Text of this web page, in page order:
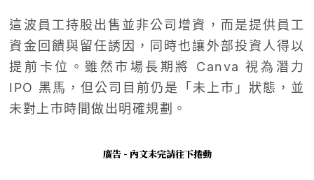
這波員工持股出售並非公司增資，而是提供員工
資金回饋與留任誘因，同時也讓外部投資人得以
提前卡位。雖然市場長期將 Canva 視為潛力
IPO 黑馬，但公司目前仍是「未上市」狀態，並
未對上市時間做出明確規劃。
廣告 - 內文未完請往下捲動